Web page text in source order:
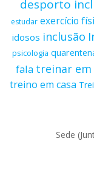
desporto
estudar exercício
idosos inclusão
psicologia
fala treinar em
treino em casa
Sede